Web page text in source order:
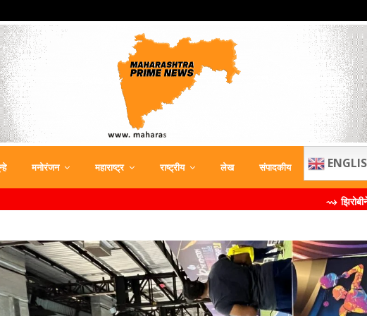
मनोरंजन महाराष्ट्र राष्ट्रीय लेख संपादकीय
⇝ झिरोबीने केली मिलिंद